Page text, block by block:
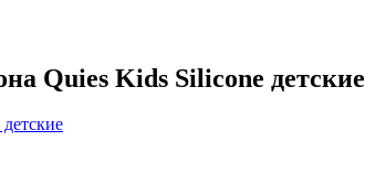
Quies Kids Silicone детские